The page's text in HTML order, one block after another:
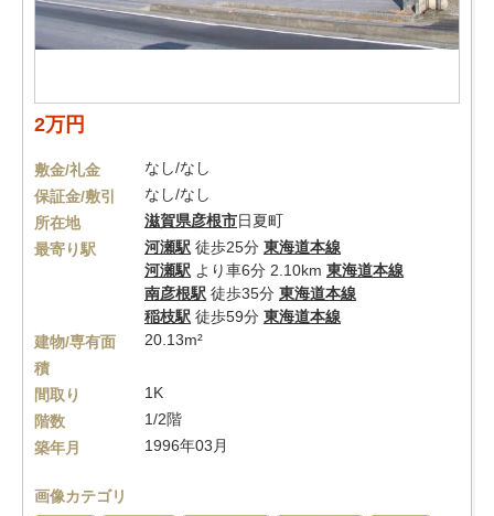
2万円
敷金/礼金
なし/なし
保証金/敷引
なし/なし
所在地
滋賀県彦根市日夏町
最寄り駅
河瀬駅 徒歩25分 東海道本線
河瀬駅 より車6分 2.10km 東海道本線
南彦根駅 徒歩35分 東海道本線
稲枝駅 徒歩59分 東海道本線
建物/専有面
積
20.13m²
間取り
1K
階数
1/2階
築年月
1996年03月
画像カテゴリ